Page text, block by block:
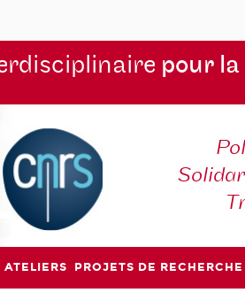
pour la
PROJETS DE RECHERCHE